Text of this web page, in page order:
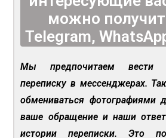
можно
Telegram,
Мы предпочитаем вести
переписку в мессенджерах.
обмениваться фотографиями
ваше обращение и наши
истории переписки. Это